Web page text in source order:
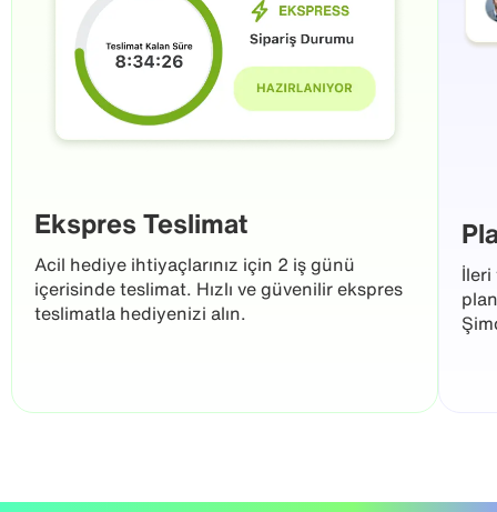
Ekspres Teslimat
Acil hediye ihtiyaçlarınız için 2 iş günü
içerisinde teslimat. Hızlı ve güvenilir ekspres
teslimatla hediyenizi alın.